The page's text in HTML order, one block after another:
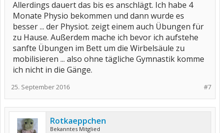
Allerdings dauert das bis es anschlägt. Ich habe 4
Monate Physio bekommen und dann wurde es
besser ... der Physiot. zeigt einem auch Übungen für
zu Hause. Außerdem mache ich bevor ich aufstehe
sanfte Übungen im Bett um die Wirbelsäule zu
mobilisieren ... also ohne tägliche Gymnastik komme
ich nicht in die Gänge.
#7
25. September 2016
Rotkaeppchen
Bekanntes Mitglied